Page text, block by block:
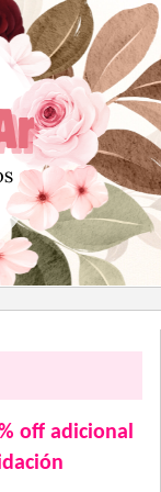
off adicional